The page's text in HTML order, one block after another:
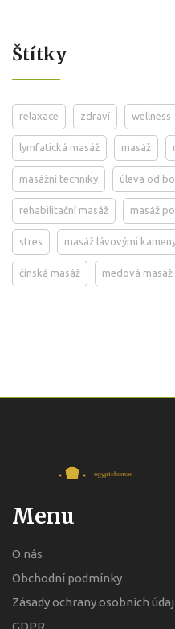
Štítky
relaxace zdraví wellness
lymfatická masáž masáž
masážní techniky úleva od
rehabilitační masáž masáž
stres masáž lávovými
čínská masáž medová masáž
Menu
O nás
Obchodní podmínky
Zásady ochrany osobních